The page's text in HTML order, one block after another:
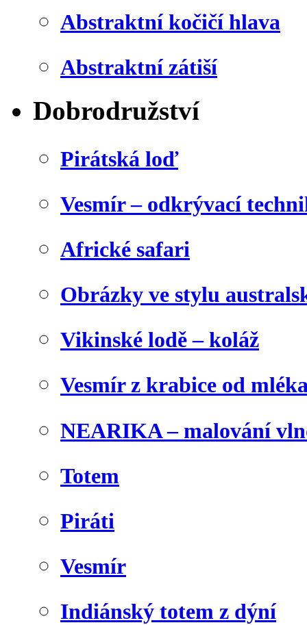
Abstraktní kočičí hlava
Abstraktní zátiší
Dobrodružství
Pirátská loď
Vesmír – odkrývací
Africké safari
Obrázky ve stylu
Vikinské lodě – koláž
Vesmír z krabice od
NEARIKA – malování
Totem
Piráti
Vesmír
Indiánský totem z dýní